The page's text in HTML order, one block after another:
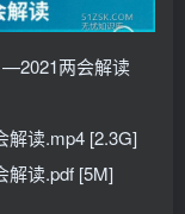
—2021两会解读
读.mp4 [2.3G]
读.pdf [5M]